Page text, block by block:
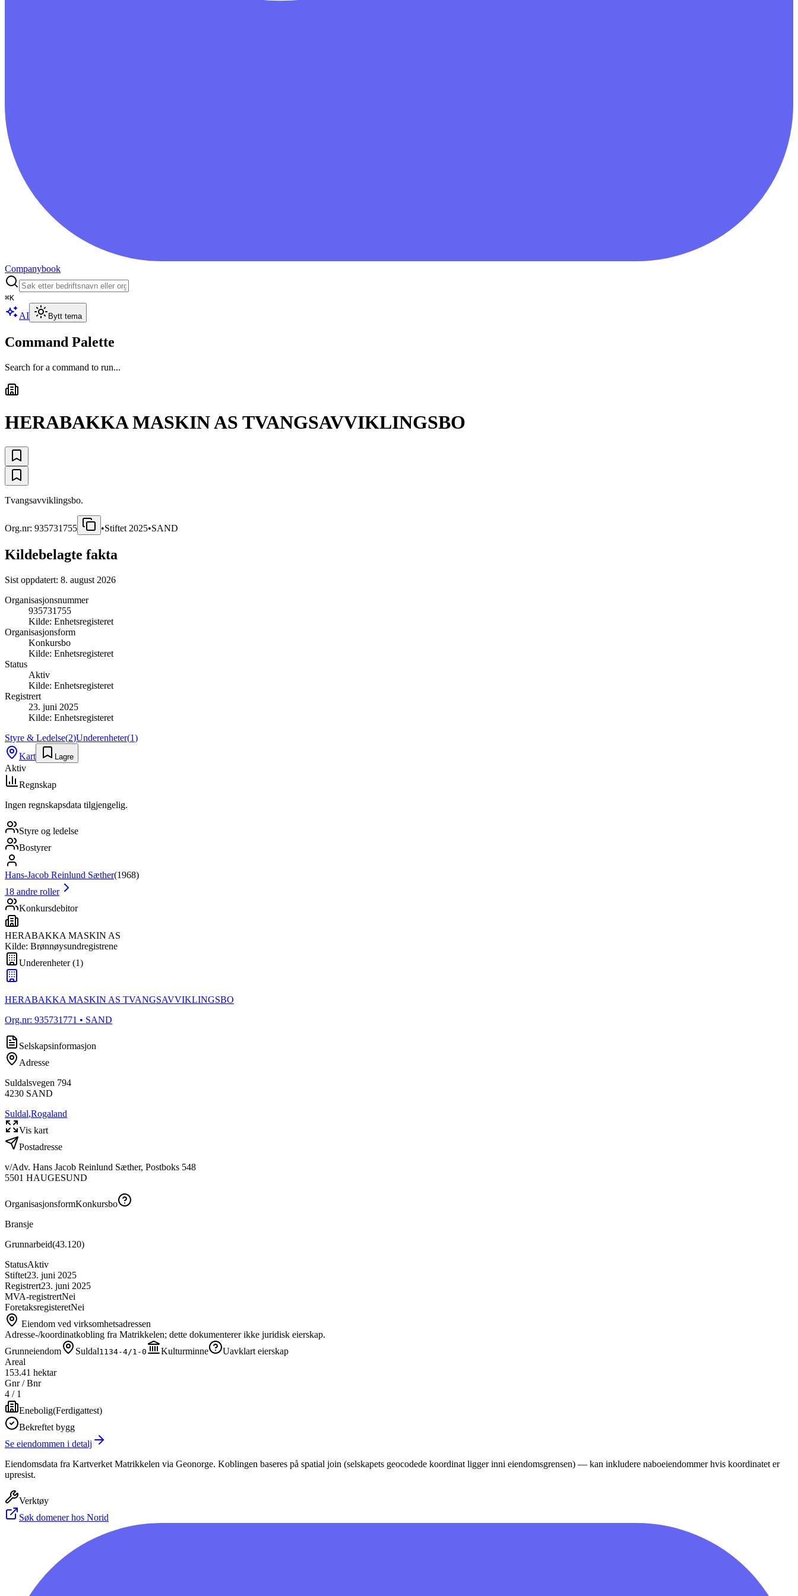
Companybook
⌘K
AI Bytt tema
Command Palette
Search for a command to run...
HERABAKKA MASKIN AS TVANGSAVVIKLINGSBO
Tvangsavviklingsbo.
Org.nr: 935731755 •Stiftet 2025•SAND
Kildebelagte fakta
Sist oppdatert: 8. august 2026
Organisasjonsnummer
935731755
Kilde: Enhetsregisteret
Organisasjonsform
Konkursbo
Kilde: Enhetsregisteret
Status
Aktiv
Kilde: Enhetsregisteret
Registrert
23. juni 2025
Kilde: Enhetsregisteret
Styre & Ledelse(2)Underenheter(1)
Kart
Lagre
Aktiv
Regnskap
Ingen regnskapsdata tilgjengelig.
Styre og ledelse
Bostyrer
Hans-Jacob Reinlund Sæther(1968)
18 andre roller
Konkursdebitor
HERABAKKA MASKIN AS
Kilde: Brønnøysundregistrene
Underenheter(1)
HERABAKKA MASKIN AS TVANGSAVVIKLINGSBO
Org.nr: 935731771 • SAND
Selskapsinformasjon
Adresse
Suldalsvegen 794
4230 SAND
Suldal,Rogaland
Vis kart
Postadresse
v/Adv. Hans Jacob Reinlund Sæther, Postboks 548
5501 HAUGESUND
OrganisasjonsformKonkursbo
Bransje
Grunnarbeid(43.120)
StatusAktiv
Stiftet23. juni 2025
Registrert23. juni 2025
MVA-registrertNei
ForetaksregisteretNei
Eiendom ved virksomhetsadressen
Adresse-/koordinatkobling fra Matrikkelen; dette dokumenterer ikke juridisk eierskap.
Grunneiendom
Suldal1134-4/1-0 Kulturminne
Uavklart eierskap
Areal
153.41 hektar
Gnr / Bnr
4 / 1
Enebolig(Ferdigattest)
Bekreftet bygg
Se eiendommen i detalj
Eiendomsdata fra Kartverket Matrikkelen via Geonorge. Koblingen baseres på spatial join (selskapets geocodede koordinat ligger inni eiendomsgrensen) — kan inkludere naboeiendommer hvis koordinatet er
upresist.
Verktøy
Søk domener hos Norid